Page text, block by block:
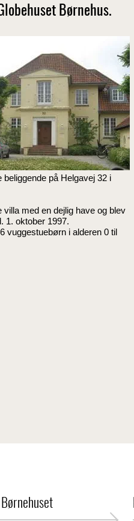
Børnehus.
på Helgavej 32 i
med en dejlig have og blev
1. oktober 1997.
vuggestuebørn i alderen 0 til
Børnehuset